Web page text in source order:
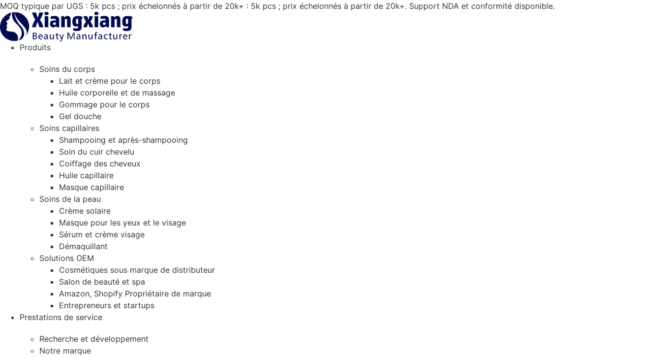
Aller
au
contenu
MOQ typique par UGS : 5k pcs ; prix échelonnés à partir de 20k+ : 5k pcs ; prix échelonnés à partir de 20k+. Support NDA et conformité disponible.
Produits
Soins du corps
Lait et crème pour le corps
Huile corporelle et de massage
Gommage pour le corps
Gel douche
Soins capillaires
Shampooing et après-shampooing
Soin du cuir chevelu
Coiffage des cheveux
Huile capillaire
Masque capillaire
Soins de la peau
Crème solaire
Masque pour les yeux et le visage
Sérum et crème visage
Démaquillant
Solutions OEM
Cosmétiques sous marque de distributeur
Salon de beauté et spa
Amazon, Shopify Propriétaire de marque
Entrepreneurs et startups
Prestations de service
Recherche et développement
Notre marque